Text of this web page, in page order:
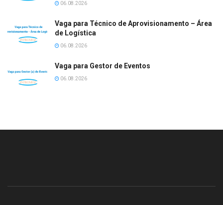
06.08.2026
Vaga para Técnico de Aprovisionamento – Área
de Logística
06.08.2026
Vaga para Gestor de Eventos
06.08.2026